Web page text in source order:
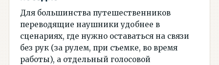
Для большинства путешественников
переводящие наушники удобнее в
сценариях, где нужно оставаться на связи
без рук (за рулем, при съемке, во время
работы), а отдельный голосовой